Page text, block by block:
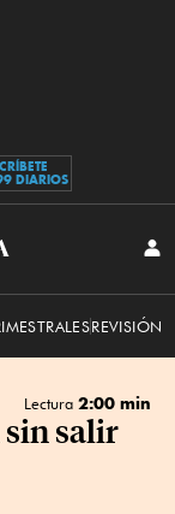
DIARIOS
REVISIÓN
Lectura 2:00 min
sin salir